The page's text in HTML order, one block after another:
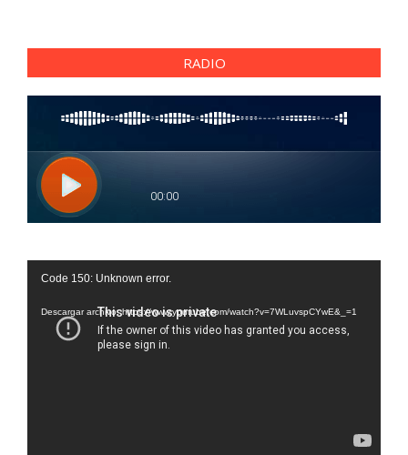
RADIO
Reproductor
vídeo
Code 150: Unknown error.
Descargar archivo: https://www.youtube.com/watch?v=7WLuvspCYwE&_=1